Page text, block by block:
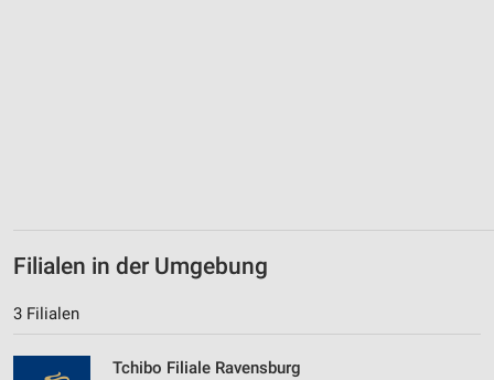
Filialen in der Umgebung
3 Filialen
Tchibo Filiale Ravensburg